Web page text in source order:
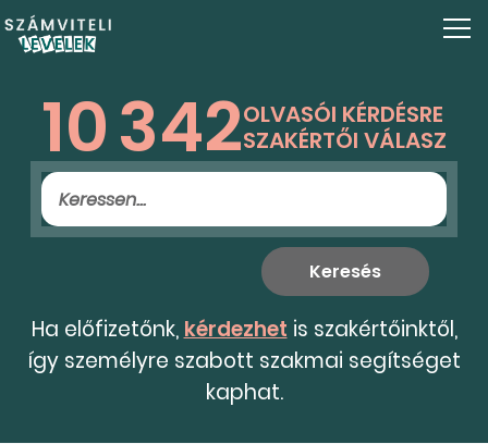
10342OLVASÓI KÉRDÉSRE
SZAKÉRTŐI VÁLASZ
Ha előfizetőnk, kérdezhet is szakértőinktől,
így személyre szabott szakmai segítséget
kaphat.